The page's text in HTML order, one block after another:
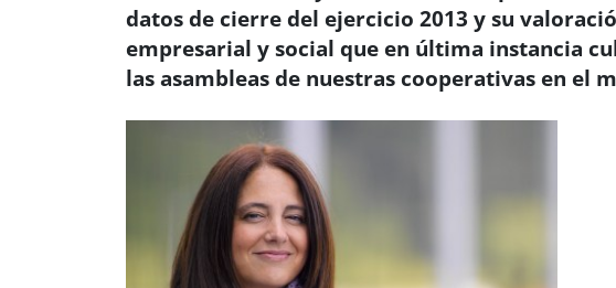
datos de cierre del ejercicio 2013 y su
empresarial y social que en última instancia
las asambleas de nuestras cooperativas en el